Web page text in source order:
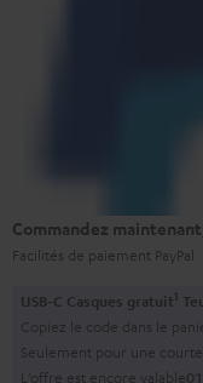
Commandez
Facilités de paiement PayPal
USB-C Casques gratuit1
Copiez le code dans le
Seulement pour une
L’offre est encore valable01